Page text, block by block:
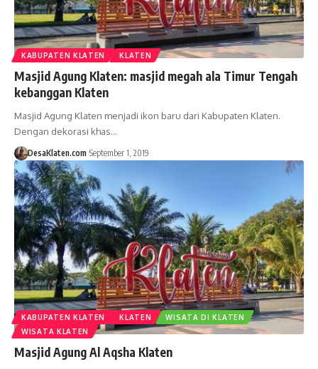
KABUPATEN KLATEN KLATEN
Masjid Agung Klaten: masjid megah ala Timur Tengah
kebanggan Klaten
Masjid Agung Klaten menjadi ikon baru dari Kabupaten Klaten.
Dengan dekorasi khas…
DesaKlaten.com September 1, 2019
KABUPATEN KLATEN KLATEN
WISATA DI KLATEN
WISATA KLATEN
Masjid Agung Al Aqsha Klaten